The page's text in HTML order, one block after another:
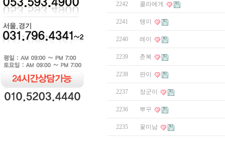
2242 콜라에게
2241 탱이
2240 레이
2239 춘복
2238 판이
2237 장군이
2236 뿌꾸
2235 꽃미남